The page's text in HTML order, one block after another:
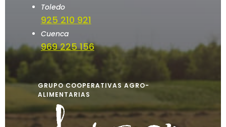
Toledo
925 210 921
Cuenca
969 225 156
GRUPO COOPERATIVAS AGRO-
ALIMENTARIAS